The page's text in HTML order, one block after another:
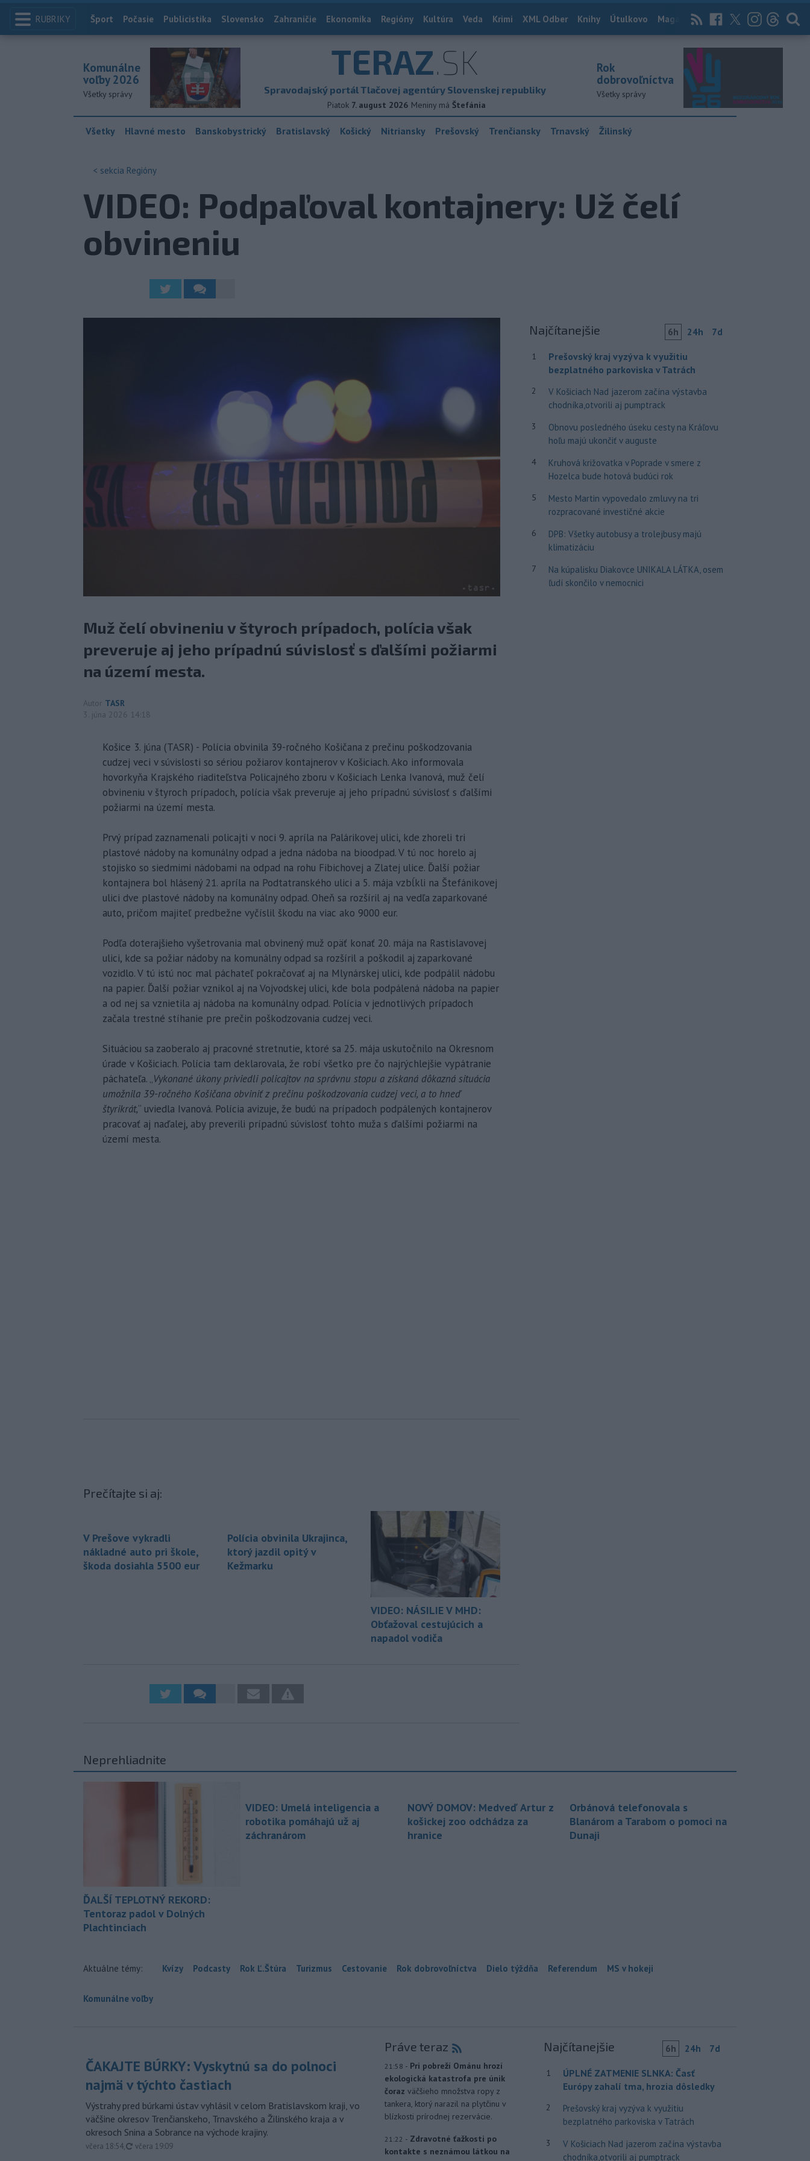
RUBRIKY Index
Šport Počasie Publicistika Slovensko Zahraničie Ekonomika Regióny Kultúra Veda Krimi XML Odber Knihy Útulkovo Magazín News Now Archív
TERAZ.SK
Spravodajský portál Tlačovej agentúry Slovenskej republiky
Piatok 7. august 2026 Meniny má Štefánia
Komunálne
voľby 2026
Všetky správy
Rok
dobrovoľníctva
Všetky správy
Všetky Hlavné mesto Banskobystrický Bratislavský Košický Nitriansky Prešovský Trenčiansky Trnavský Žilinský
< sekcia Regióny
VIDEO: Podpaľoval kontajnery: Už čelí
obvineniu
Muž čelí obvineniu v štyroch prípadoch, polícia však
preveruje aj jeho prípadnú súvislosť s ďalšími požiarmi
na území mesta.
Autor TASR
3. júna 2026 14:18
Košice 3. júna (TASR) - Polícia obvinila 39-ročného Košičana z prečinu poškodzovania
cudzej veci v súvislosti so sériou požiarov kontajnerov v Košiciach. Ako informovala
hovorkyňa Krajského riaditeľstva Policajného zboru v Košiciach Lenka Ivanová, muž čelí
obvineniu v štyroch prípadoch, polícia však preveruje aj jeho prípadnú súvislosť s ďalšími
požiarmi na území mesta.
Prvý prípad zaznamenali policajti v noci 9. apríla na Palárikovej ulici, kde zhoreli tri
plastové nádoby na komunálny odpad a jedna nádoba na bioodpad. V tú noc horelo aj
stojisko so siedmimi nádobami na odpad na rohu Fibichovej a Zlatej ulice. Ďalší požiar
kontajnera bol hlásený 21. apríla na Podtatranského ulici a 5. mája vzbĺkli na Štefánikovej
ulici dve plastové nádoby na komunálny odpad. Oheň sa rozšíril aj na vedľa zaparkované
auto, pričom majiteľ predbežne vyčíslil škodu na viac ako 9000 eur.
Podľa doterajšieho vyšetrovania mal obvinený muž opäť konať 20. mája na Rastislavovej
ulici, kde sa požiar nádoby na komunálny odpad sa rozšíril a poškodil aj zaparkované
vozidlo. V tú istú noc mal páchateľ pokračovať aj na Mlynárskej ulici, kde podpálil nádobu
na papier. Ďalší požiar vznikol aj na Vojvodskej ulici, kde bola podpálená nádoba na papier
a od nej sa vznietila aj nádoba na komunálny odpad. Polícia v jednotlivých prípadoch
začala trestné stíhanie pre prečin poškodzovania cudzej veci.
Situáciou sa zaoberalo aj pracovné stretnutie, ktoré sa 25. mája uskutočnilo na Okresnom
úrade v Košiciach. Polícia tam deklarovala, že robí všetko pre čo najrýchlejšie vypátranie
páchateľa. „Vykonané úkony priviedli policajtov na správnu stopu a získaná dôkazná situácia
umožnila 39-ročného Košičana obviniť z prečinu poškodzovania cudzej veci, a to hneď
štyrikrát,“ uviedla Ivanová. Polícia avizuje, že budú na prípadoch podpálených kontajnerov
pracovať aj naďalej, aby preverili prípadnú súvislosť tohto muža s ďalšími požiarmi na
území mesta.
Prečítajte si aj:
V Prešove vykradli
nákladné auto pri škole,
škoda dosiahla 5500 eur
Polícia obvinila Ukrajinca,
ktorý jazdil opitý v
Kežmarku
VIDEO: NÁSILIE V MHD:
Obťažoval cestujúcich a
napadol vodiča
Najčítanejšie 6h 24h 7d
1
Prešovský kraj vyzýva k využitiu
bezplatného parkoviska v Tatrách
2
V Košiciach Nad jazerom začína výstavba
chodníka,otvorili aj pumptrack
3
Obnovu posledného úseku cesty na Kráľovu
hoľu majú ukončiť v auguste
4
Kruhová križovatka v Poprade v smere z
Hozelca bude hotová budúci rok
5
Mesto Martin vypovedalo zmluvy na tri
rozpracované investičné akcie
6
DPB: Všetky autobusy a trolejbusy majú
klimatizáciu
7
Na kúpalisku Diakovce UNIKALA LÁTKA, osem
ľudí skončilo v nemocnici
Neprehliadnite
ĎALŠÍ TEPLOTNÝ REKORD:
Tentoraz padol v Dolných
Plachtinciach
VIDEO: Umelá inteligencia a
robotika pomáhajú už aj
záchranárom
NOVÝ DOMOV: Medveď Artur z
košickej zoo odchádza za
hranice
Orbánová telefonovala s
Blanárom a Tarabom o pomoci na
Dunaji
Aktuálne témy: Kvízy Podcasty Rok Ľ.Štúra Turizmus Cestovanie Rok dobrovoľníctva Dielo týždňa Referendum MS v hokeji
Komunálne voľby
ČAKAJTE BÚRKY: Vyskytnú sa do polnoci
najmä v týchto častiach
Výstrahy pred búrkami ústav vyhlásil v celom Bratislavskom kraji, vo
väčšine okresov Trenčianskeho, Trnavského a Žilinského kraja a v
okresoch Snina a Sobrance na východe krajiny.
včera 18:54, aktualizované
včera 19:09
Práve teraz
21:58 - Pri pobreží Ománu hrozí
ekologická katastrofa pre únik
čoraz väčšieho množstva ropy z
tankera, ktorý narazil na plytčinu v
blízkosti prírodnej rezervácie.
21:22 - Zdravotné ťažkosti po
kontakte s neznámou látkou na
Najčítanejšie 6h 24h 7d
1
ÚPLNÉ ZATMENIE SLNKA: Časť
Európy zahalí tma, hrozia dôsledky
2
Prešovský kraj vyzýva k využitiu
bezplatného parkoviska v Tatrách
3
V Košiciach Nad jazerom začína výstavba
chodníka,otvorili aj pumptrack